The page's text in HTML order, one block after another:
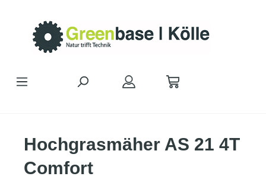
Hochgrasmäher AS 21 4T
Comfort